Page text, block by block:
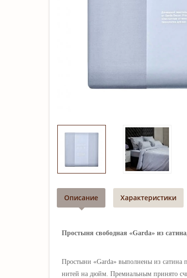
Описание Характеристики
Простыня свободная «Garda» из
Простыни «Garda» выполнены из сатина
нитей на дюйм. Премиальным принято